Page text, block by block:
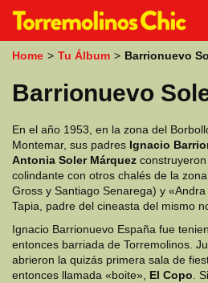
p
Home > Tu Álbum > Barrionuevo
Barrionuevo
En el año 1953, en la zona del
Montemar, sus padres Ignacio
Antonia Soler Márquez
colindante con otros chalés de la
Gross y Santiago Senarega) y
Tapia, padre del cineasta del mismo
Ignacio Barrionuevo España fue
entonces barriada de Torremolinos.
abrieron la quizás primera sala de
entonces llamada «boite», El Copo .